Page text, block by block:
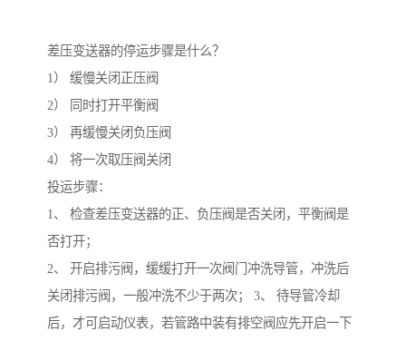
差压变送器的停运步骤是什么？
1） 缓慢关闭正压阀
2） 同时打开平衡阀
3） 再缓慢关闭负压阀
4） 将一次取压阀关闭
投运步骤：
1、 检查差压变送器的正、负压阀是否关闭，平衡阀是
否打开；
2、 开启排污阀，缓缓打开一次阀门冲洗导管，冲洗后
关闭排污阀，一般冲洗不少于两次； 3、 待导管冷却
后，才可启动仪表，若管路中装有排空阀应先开启一下